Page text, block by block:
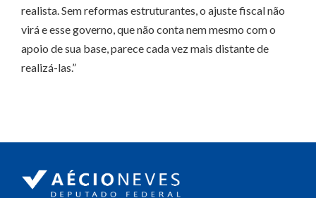
realista. Sem reformas estruturantes, o ajuste fiscal não
virá e esse governo, que não conta nem mesmo com o
apoio de sua base, parece cada vez mais distante de
realizá-las.”